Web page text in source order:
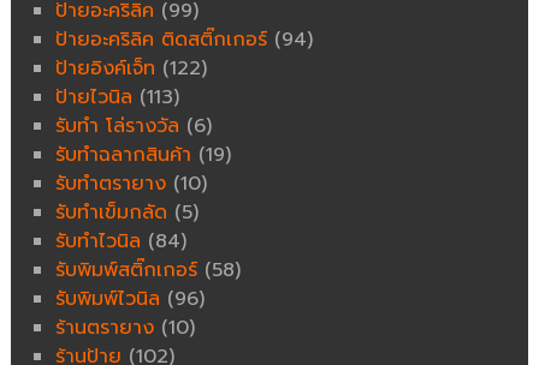
ป้ายอะคริลิค (99)
ป้ายอะคริลิค ติดสติ๊กเกอร์ (94)
ป้ายอิงค์เจ็ท (122)
ป้ายไวนิล (113)
รับทำ โล่รางวัล (6)
รับทำฉลากสินค้า (19)
รับทำตรายาง (10)
รับทำเข็มกลัด (5)
รับทำไวนิล (84)
รับพิมพ์สติ๊กเกอร์ (58)
รับพิมพ์ไวนิล (96)
ร้านตรายาง (10)